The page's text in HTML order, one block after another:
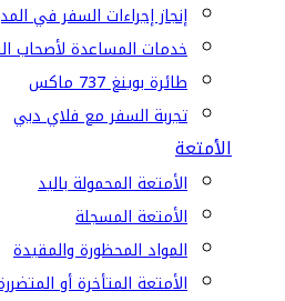
إنجاز إجراءات السفر في
خدمات المساعدة لأصحاب
طائرة بوينغ 737 ماكس
تجربة السفر مع فلاي دبي
الأمتعة
الأمتعة المحمولة باليد
الأمتعة المسجلة
المواد المحظورة والمقيدة
الأمتعة المتأخرة أو